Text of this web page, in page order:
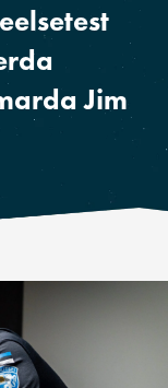
Jim